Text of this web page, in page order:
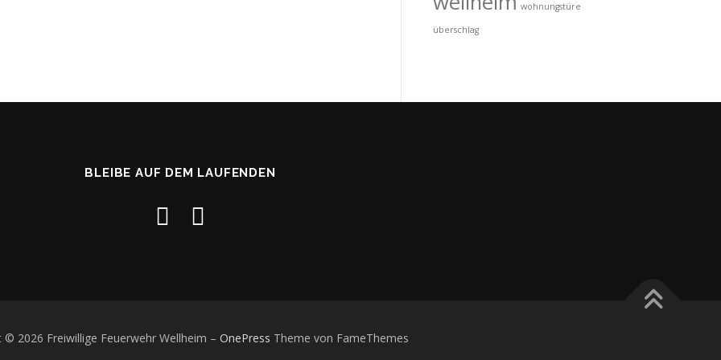
wohnungstüre
überschlag
BLEIBE AUF DEM LAUFENDEN
© 2026 Freiwillige Feuerwehr Wellheim – OnePress Theme von FameThemes